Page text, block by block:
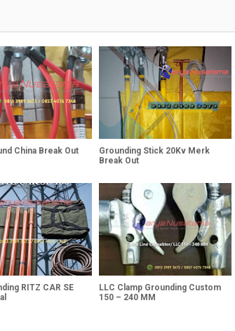
China Break Out
Grounding Stick 20Kv Merk
Break Out
RITZ CAR SE
LLC Clamp Grounding Custom
150 – 240 MM